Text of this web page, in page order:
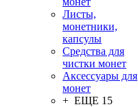
Листы,
монетники,
капсулы
Средства для
чистки монет
Аксессуары для
монет
+ ЕЩЕ 15